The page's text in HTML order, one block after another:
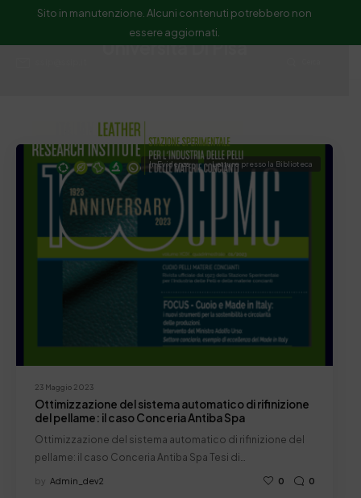
Sito in manutenzione. Alcuni contenuti potrebbero non
essere aggiornati.
Università Di Pisa
23 Maggio 2023
In Evidenza Letture presso la Biblioteca
Ottimizzazione del sistema automatico di rifinizione
del pellame: il caso Conceria Antiba Spa
Ottimizzazione del sistema automatico di rifinizione del
pellame: il caso Conceria Antiba Spa Tesi di…
by Admin_dev2 0 0